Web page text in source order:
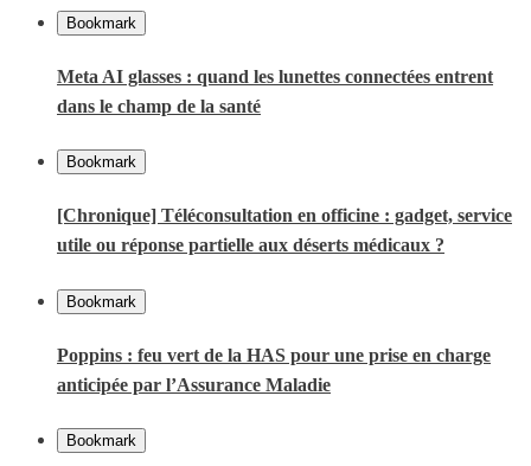
Bookmark
Meta AI glasses : quand les lunettes connectées entrent
dans le champ de la santé
Bookmark
[Chronique] Téléconsultation en officine : gadget, service
utile ou réponse partielle aux déserts médicaux ?
Bookmark
Poppins : feu vert de la HAS pour une prise en charge
anticipée par l’Assurance Maladie
Bookmark